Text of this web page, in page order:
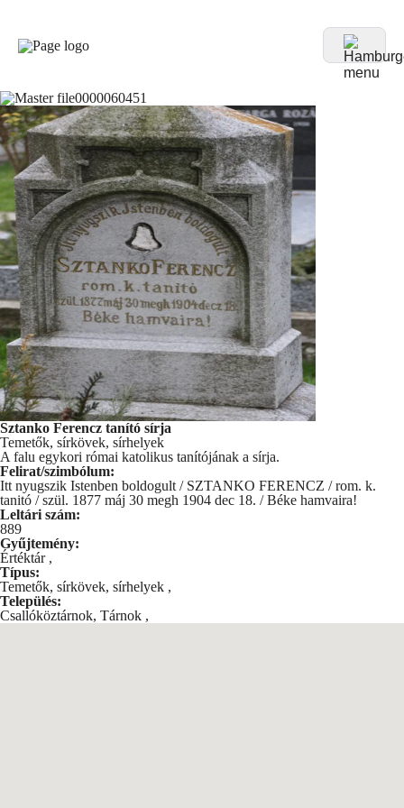
Sztanko Ferencz tanító sírja
Temetők, sírkövek, sírhelyek
A falu egykori római katolikus tanítójának a sírja.
Felirat/szimbólum:
Itt nyugszik Istenben boldogult / SZTANKO FERENCZ / rom. k.
tanitó / szül. 1877 máj 30 megh 1904 dec 18. / Béke hamvaira!
Leltári szám:
889
Gyűjtemény:
Értéktár ,
Típus:
Temetők, sírkövek, sírhelyek ,
Település:
Csallóköztárnok, Tárnok ,